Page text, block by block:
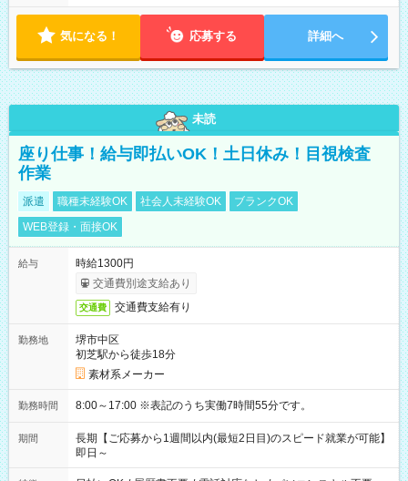
気になる！ 応募する 詳細へ
未読
座り仕事！給与即払いOK！土日休み！目視検査
作業
派遣 職種未経験OK 社会人未経験OK
ブランクOK
WEB登録・面接OK
給与
時給1300円
交通費別途支給あり
交通費 交通費支給有り
勤務地
堺市中区
初芝駅から徒歩18分
素材系メーカー
勤務時間 8:00～17:00 ※表記のうち実働7時間55分です。
期間
長期【ご応募から1週間以内(最短2日目)のスピード就業が可能】
即日～